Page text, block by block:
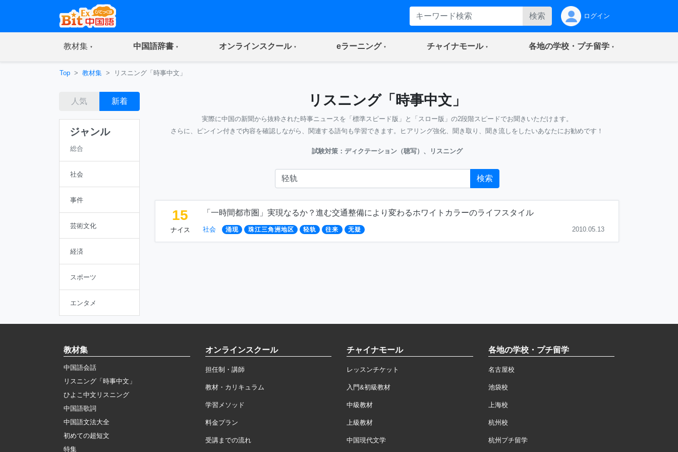
検索 ログイン
教材集(current) 中国語辞書(current) オンラインスクール(current) eラーニング(current) チャイナモール(current) 各地の学校・プチ留学(current)
Top 教材集 リスニング「時事中文」
人気 新着
ジャンル
総合
社会
事件
芸術文化
経済
スポーツ
エンタメ
リスニング「時事中文」
実際に中国の新聞から抜粋された時事ニュースを「標準スピード版」と「スロー版」の2段階スピードでお聞きいただけます。
さらに、ピンイン付きで内容を確認しながら、関連する語句も学習できます。ヒアリング強化、聞き取り、聞き流しをしたいあなたにお勧めです！
試験対策：ディクテーション（聴写）、リスニング
検索
15
ナイス
「一時間都市圏」実現なるか？進む交通整備により変わるホワイトカラーのライフスタイル
社会 涌现 珠江三角洲地区 轻轨 往来 无疑 2010.05.13
教材集
中国語会話
リスニング「時事中文」
ひよこ中文リスニング
中国語歌詞
中国語文法大全
初めての超短文
特集
オンラインスクール
担任制・講師
教材・カリキュラム
学習メソッド
料金プラン
受講までの流れ
チャイナモール
レッスンチケット
入門&初級教材
中級教材
上級教材
中国現代文学
各地の学校・プチ留学
名古屋校
池袋校
上海校
杭州校
杭州プチ留学